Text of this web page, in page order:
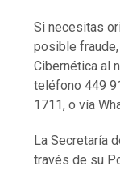
Si necesitas
posible
Cibernética al
teléfono 449
1711, o vía
La Secretaría
través de su